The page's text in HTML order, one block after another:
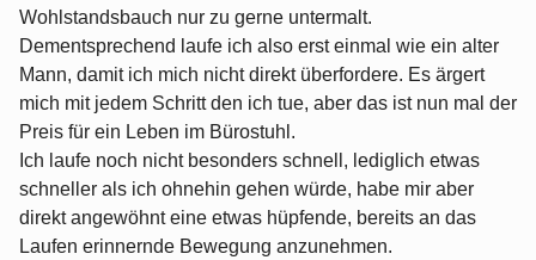
Wohlstandsbauch nur zu gerne untermalt.
Dementsprechend laufe ich also erst einmal wie ein alter
Mann, damit ich mich nicht direkt überfordere. Es ärgert
mich mit jedem Schritt den ich tue, aber das ist nun mal der
Preis für ein Leben im Bürostuhl.
Ich laufe noch nicht besonders schnell, lediglich etwas
schneller als ich ohnehin gehen würde, habe mir aber
direkt angewöhnt eine etwas hüpfende, bereits an das
Laufen erinnernde Bewegung anzunehmen.